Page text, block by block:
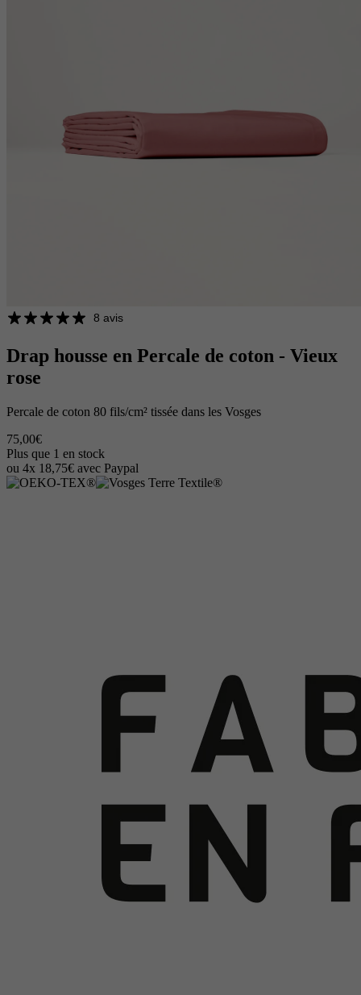
8 avis
Drap housse en Percale de coton - Vieux
rose
Percale de coton 80 fils/cm² tissée dans les Vosges
75,00€
Plus que 1 en stock
ou 4x 18,75€ avec Paypal